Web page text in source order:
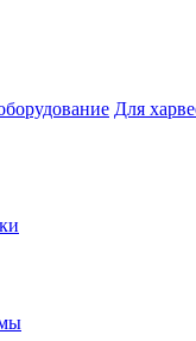
Для